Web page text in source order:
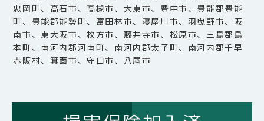
忠岡町、高石市、高槻市、大東市、豊中市、豊能郡豊能
町、豊能郡能勢町、富田林市、寝屋川市、羽曳野市、阪
南市、東大阪市、枚方市、藤井寺市、松原市、三島郡島
本町、南河内郡河南町、南河内郡太子町、南河内郡千早
赤阪村、箕面市、守口市、八尾市